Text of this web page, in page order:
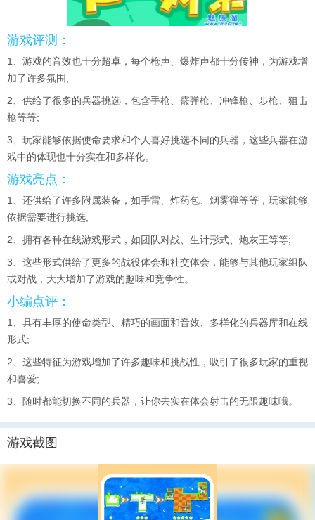
游戏评测：
1、游戏的音效也十分超卓，每个枪声、爆炸声都十分传神，为游戏增
加了许多氛围;
2、供给了很多的兵器挑选，包含手枪、霰弹枪、冲锋枪、步枪、狙击
枪等等;
3、玩家能够依据使命要求和个人喜好挑选不同的兵器，这些兵器在游
戏中的体现也十分实在和多样化。
游戏亮点：
1、还供给了许多附属装备，如手雷、炸药包、烟雾弹等等，玩家能够
依据需要进行挑选;
2、拥有各种在线游戏形式，如团队对战、生计形式、炮灰王等等;
3、这些形式供给了更多的战役体会和社交体会，能够与其他玩家组队
或对战，大大增加了游戏的趣味和竞争性。
小编点评：
1、具有丰厚的使命类型、精巧的画面和音效、多样化的兵器库和在线
形式;
2、这些特征为游戏增加了许多趣味和挑战性，吸引了很多玩家的重视
和喜爱;
3、随时都能切换不同的兵器，让你去实在体会射击的无限趣味哦。
游戏截图